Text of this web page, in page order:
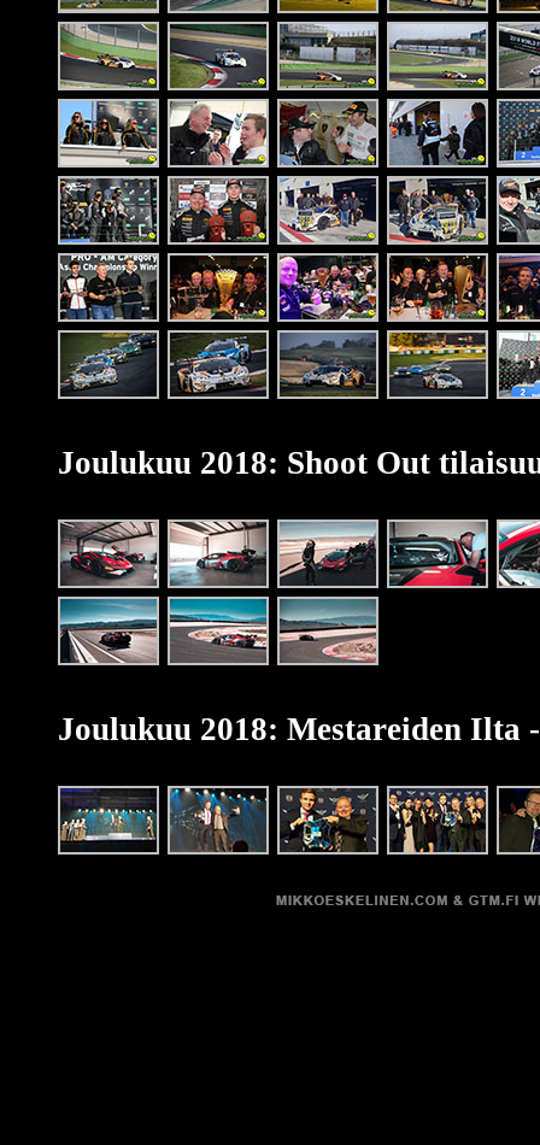
Joulukuu 2018: Shoot Out
Joulukuu 2018: Mestareiden Ilta